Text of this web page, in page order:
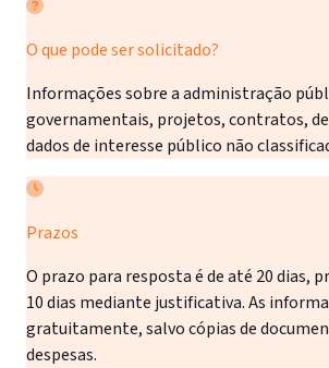
O que pode ser solicitado?
Informações sobre a administração
governamentais, projetos, contratos,
dados de interesse público não
Prazos
O prazo para resposta é de até 20 dias,
10 dias mediante justificativa. As
gratuitamente, salvo cópias de
despesas.